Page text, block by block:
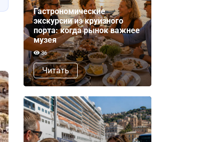
Гастрономические
экскурсии из круизного
порта: когда рынок важнее
музея
36
Читать